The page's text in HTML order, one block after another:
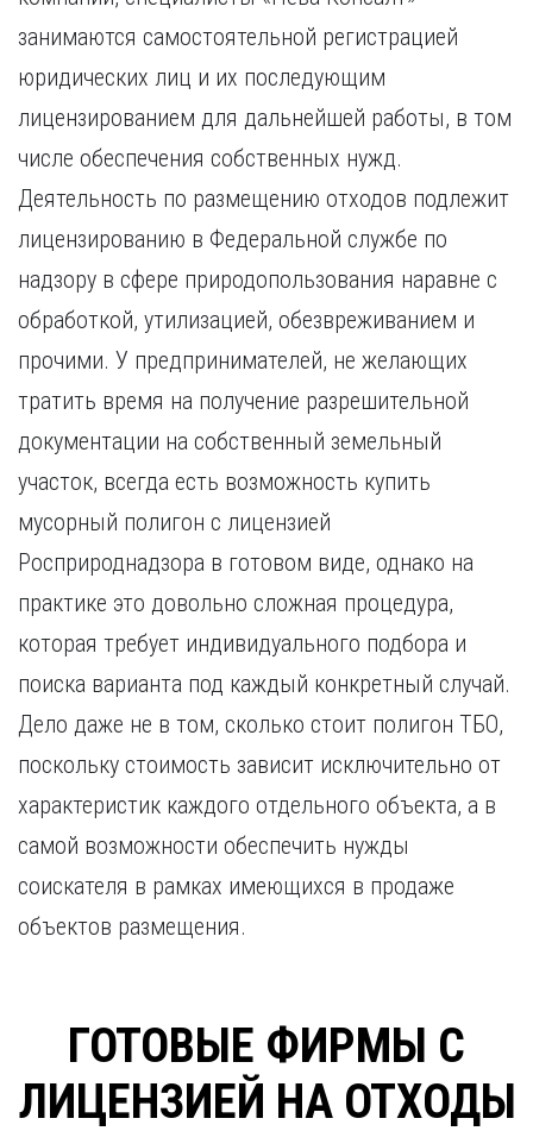
Красноярск
Курган
Л
Липецк
Махачкала
Мурманск
Н
Набережные Челны
Нижний Тагил
Новокузнецк
Уфа
Х
Хабаровск
Ч
Чебоксары
Челябинск
Чита
Я
Ярославль
занимаются самостоятельной регистрацией
юридических лиц и их последующим
лицензированием для дальнейшей работы, в том
числе обеспечения собственных нужд.
Деятельность по размещению отходов подлежит
лицензированию в Федеральной службе по
надзору в сфере природопользования наравне с
обработкой, утилизацией, обезвреживанием и
прочими. У предпринимателей, не желающих
тратить время на получение разрешительной
документации на собственный земельный
участок, всегда есть возможность купить
мусорный полигон с лицензией
Росприроднадзора в готовом виде, однако на
практике это довольно сложная процедура,
которая требует индивидуального подбора и
поиска варианта под каждый конкретный случай.
Дело даже не в том, сколько стоит полигон ТБО,
поскольку стоимость зависит исключительно от
характеристик каждого отдельного объекта, а в
самой возможности обеспечить нужды
соискателя в рамках имеющихся в продаже
объектов размещения.
ГОТОВЫЕ ФИРМЫ С
ЛИЦЕНЗИЕЙ НА ОТХОДЫ